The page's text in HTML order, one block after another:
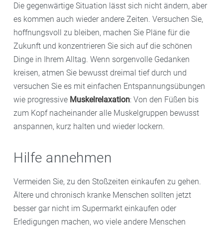
Die gegenwärtige Situation lässt sich nicht ändern, aber
es kommen auch wieder andere Zeiten. Versuchen Sie,
hoffnungsvoll zu bleiben, machen Sie Pläne für die
Zukunft und konzentrieren Sie sich auf die schönen
Dinge in Ihrem Alltag. Wenn sorgenvolle Gedanken
kreisen, atmen Sie bewusst dreimal tief durch und
versuchen Sie es mit einfachen Entspannungsübungen
wie progressive Muskelrelaxation: Von den Füßen bis
zum Kopf nacheinander alle Muskelgruppen bewusst
anspannen, kurz halten und wieder lockern.
Hilfe annehmen
Vermeiden Sie, zu den Stoßzeiten einkaufen zu gehen.
Ältere und chronisch kranke Menschen sollten jetzt
besser gar nicht im Supermarkt einkaufen oder
Erledigungen machen, wo viele andere Menschen